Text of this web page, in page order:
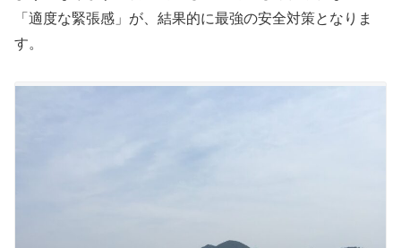
「適度な緊張感」が、結果的に最強の安全対策となりま
す。